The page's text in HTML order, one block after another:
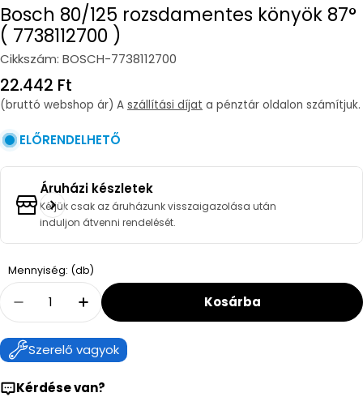
Bosch 80/125 rozsdamentes könyök 87°
( 7738112700 )
Cikkszám: BOSCH-7738112700
Regular
price
22.442 Ft
(bruttó webshop ár) A szállítási díjat a pénztár oldalon számítjuk.
ELŐRENDELHETŐ
Áruházi készletek
Kérjük csak az áruházunk visszaigazolása után
induljon átvenni rendelését.
Mennyiség: (db)Quantity
Decrease Quantity For Bosch 80/125
Increase Quantity For Bosch 80/125
Kosárba
Szerelő vagyok
Kérdése van?